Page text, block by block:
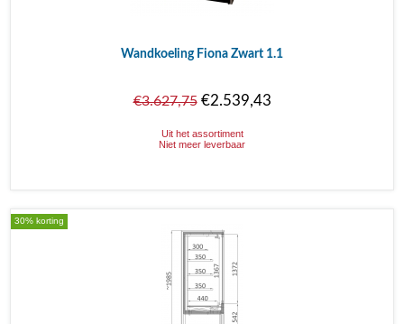
Wandkoeling Fiona Zwart 1.1
€3.627,75€2.539,43
Uit het assortiment
Niet meer leverbaar
30% korting